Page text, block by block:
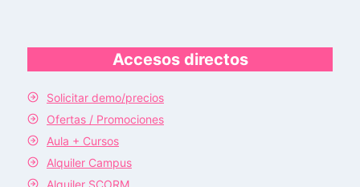
Accesos directos
Solicitar demo/precios
Ofertas / Promociones
Aula + Cursos
Alquiler Campus
Alquiler SCORM